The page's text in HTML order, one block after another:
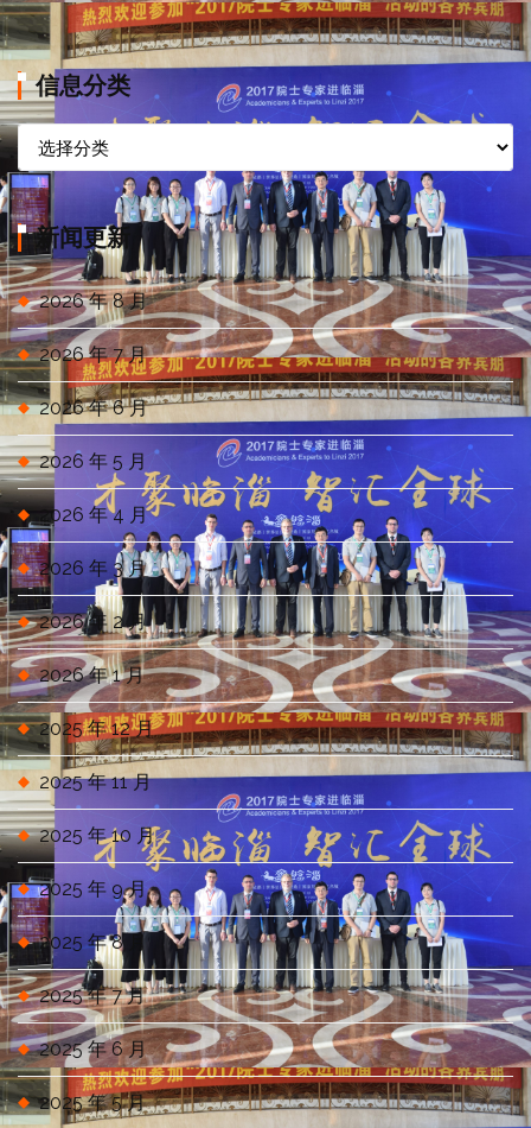
信息分类
信
息
分
类新闻更新
2026 年 8 月
2026 年 7 月
2026 年 6 月
2026 年 5 月
2026 年 4 月
2026 年 3 月
2026 年 2 月
2026 年 1 月
2025 年 12 月
2025 年 11 月
2025 年 10 月
2025 年 9 月
2025 年 8 月
2025 年 7 月
2025 年 6 月
2025 年 5 月